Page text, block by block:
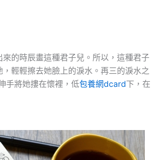
的時辰畫這種君子兒。所以，這種君子
輕輕擦去她臉上的淚水。再三的淚水之
手將她摟在懷裡，低包養網dcard下，在